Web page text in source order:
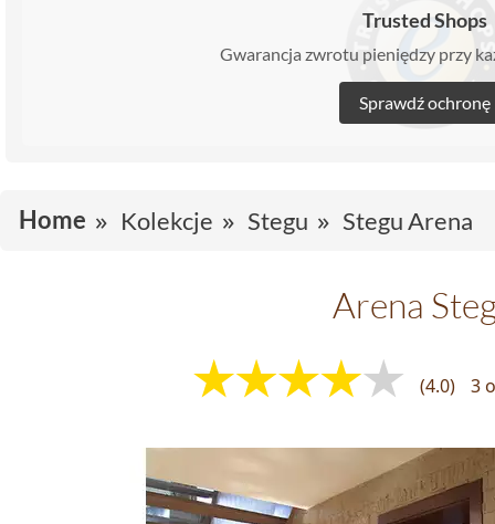
Trusted Shops
Gwarancja zwrotu pieniędzy przy
Sprawdź ochronę
Home Kolekcje Stegu Stegu Arena
Arena
(4.0) 3